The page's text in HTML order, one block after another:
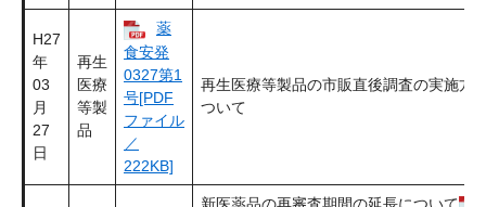
H27
年
03
月
27
日
再生
医療
等製
品
薬
食安発
0327第1
号[PDF
ファイル
／
222KB]
再生医療等製品の市販直後調査の実施方
ついて